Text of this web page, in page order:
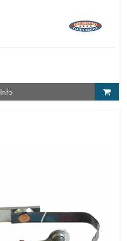
Info